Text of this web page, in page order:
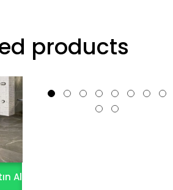
products
Al